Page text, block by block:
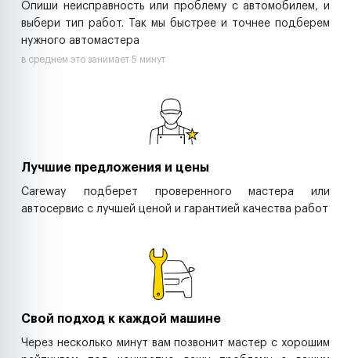
Опиши неисправность или проблему с автомобилем, и
выбери тип работ. Так мы быстрее и точнее подберем
нужного автомастера
в среднем это занимает 5 минут
Лучшие предложения и цены
Careway подберет проверенного мастера или
автосервис с лучшей ценой и гарантией качества работ
Свой подход к каждой машине
Через несколько минут вам позвонит мастер с хорошим